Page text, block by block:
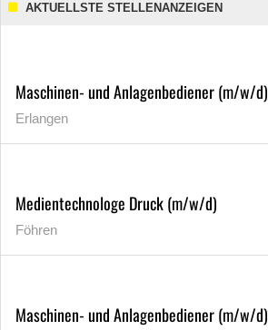
AKTUELLSTE STELLENANZEIGEN
Maschinen- und Anlagenbediener (m/w/d)
Erlangen
Medientechnologe Druck (m/w/d)
Föhren
Maschinen- und Anlagenbediener (m/w/d)